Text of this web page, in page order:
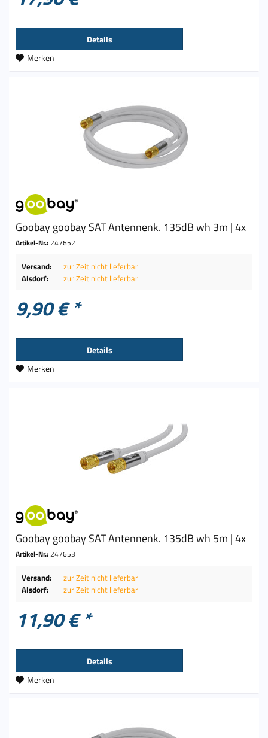
Details
Merken
Goobay goobay SAT Antennenk. 135dB wh 3m | 4x
Artikel-Nr.:247652
Versand:
zur Zeit nicht lieferbar
Alsdorf:
zur Zeit nicht lieferbar
9,90 € *
Details
Merken
Goobay goobay SAT Antennenk. 135dB wh 5m | 4x
Artikel-Nr.:247653
Versand:
zur Zeit nicht lieferbar
Alsdorf:
zur Zeit nicht lieferbar
11,90 € *
Details
Merken